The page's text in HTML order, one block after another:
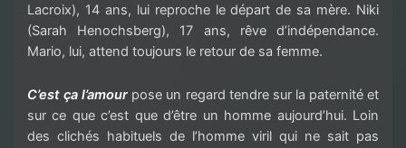
Lacroix), 14 ans, lui reproche le départ de sa mère. Niki
(Sarah Henochsberg), 17 ans, rêve d’indépendance.
Mario, lui, attend toujours le retour de sa femme.
C’est ça l’amour pose un regard tendre sur la paternité et
sur ce que c’est que d’être un homme aujourd’hui. Loin
des clichés habituels de l’homme viril qui ne sait pas